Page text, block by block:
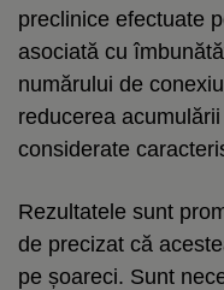
preclinice efectuate
asociată cu
numărului de
reducerea
considerate
Rezultatele sunt
de precizat că
pe șoareci. Sunt